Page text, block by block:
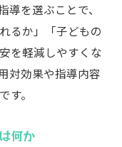
上に直結する
する要素
する評価基準
果と成果
を選ぶことで、
るか」「子どもの
を軽減しやすくな
対効果や指導内容
す。
何か